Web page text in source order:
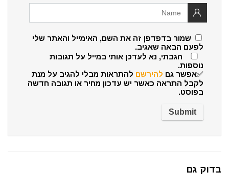
שמור בדפדפן זה את השם, האימייל והאתר שלי
לפעם הבאה שאגיב.
הגבתי, נא לעדכן אותי במייל על תגובות
נוספות.
✅אפשר גם להירשם להתראות מבלי להגיב על מנת
לקבל התראה כאשר יש עדכון מחיר או תגובה חדשה
בפוסט.
בדוק גם